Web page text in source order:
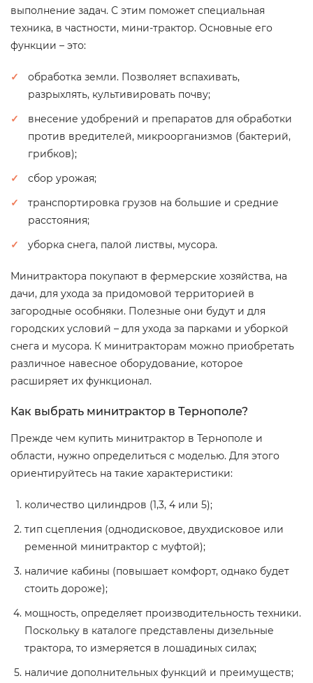
выполнение задач. С этим поможет специальная
техника, в частности, мини-трактор. Основные его
функции – это:
обработка земли. Позволяет вспахивать,
разрыхлять, культивировать почву;
внесение удобрений и препаратов для обработки
против вредителей, микроорганизмов (бактерий,
грибков);
сбор урожая;
транспортировка грузов на большие и средние
расстояния;
уборка снега, палой листвы, мусора.
Минитрактора покупают в фермерские хозяйства, на
дачи, для ухода за придомовой территорией в
загородные особняки. Полезные они будут и для
городских условий – для ухода за парками и уборкой
снега и мусора. К минитракторам можно приобретать
различное навесное оборудование, которое
расширяет их функционал.
Как выбрать минитрактор в Тернополе?
Прежде чем купить минитрактор в Тернополе и
области, нужно определиться с моделью. Для этого
ориентируйтесь на такие характеристики:
количество цилиндров (1,3, 4 или 5);
тип сцепления (однодисковое, двухдисковое или
ременной минитрактор с муфтой);
наличие кабины (повышает комфорт, однако будет
стоить дороже);
мощность, определяет производительность техники.
Поскольку в каталоге представлены дизельные
трактора, то измеряется в лошадиных силах;
наличие дополнительных функций и преимуществ;